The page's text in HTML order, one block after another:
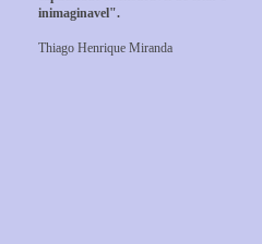
inimaginavel".
Thiago Henrique Miranda